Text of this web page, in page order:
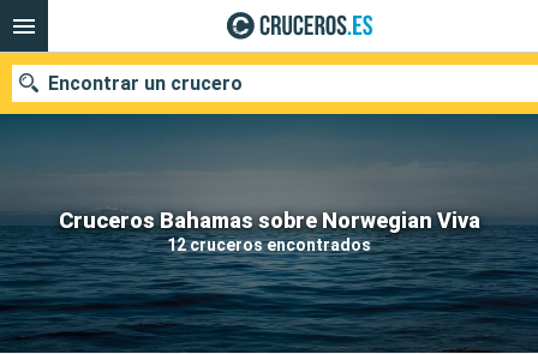
Cruceros Bahamas sobre Norwegian Viva
12 cruceros encontrados
Encontrar un crucero
Nuestros destinos
Fecha de salida
Puertos Compañías